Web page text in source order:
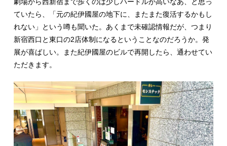
ていたら、「元の紀伊國屋の地下に、またまた復活するかもし
れない」という噂も聞いた。あくまで未確認情報だが、つまり
新宿西口と東口の2店体制になるということなのだろうか。発
展が喜ばしい。また紀伊國屋のビルで再開したら、通わせてい
ただきます。